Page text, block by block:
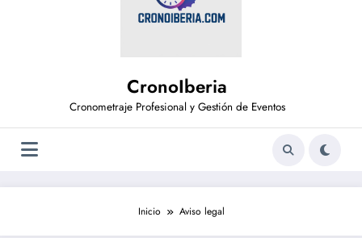
CronoIberia
Cronometraje Profesional y Gestión de Eventos
Inicio Aviso legal